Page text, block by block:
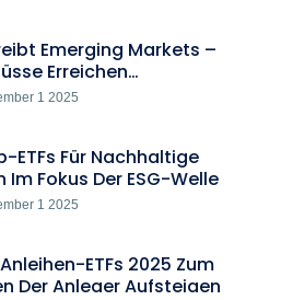
Emerging Markets –
Erreichen
1 2025
ETFs Für Nachhaltige
Im Fokus Der ESG-Welle
1 2025
ETFs 2025 Zum
Der Anleger Aufsteigen